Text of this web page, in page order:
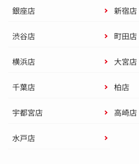
銀座店 新宿店
渋谷店 町田店
横浜店 大宮店
千葉店 柏店
宇都宮店 高崎店
水戸店